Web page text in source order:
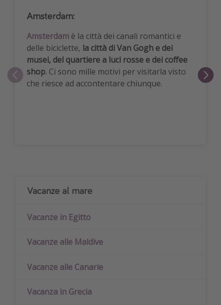
Amsterdam:
Amsterdam è la città dei canali romantici e
delle biciclette, la città di Van Gogh e dei
musei, del quartiere a luci rosse e dei coffee
shop. Ci sono mille motivi per visitarla visto
che riesce ad accontentare chiunque.
Vacanze al mare
Vacanze in Egitto
Vacanze alle Maldive
Vacanze alle Canarie
Vacanza in Grecia